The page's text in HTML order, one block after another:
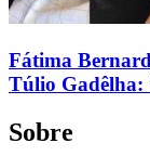
Fátima
Túlio Gadêlha:
Sobre